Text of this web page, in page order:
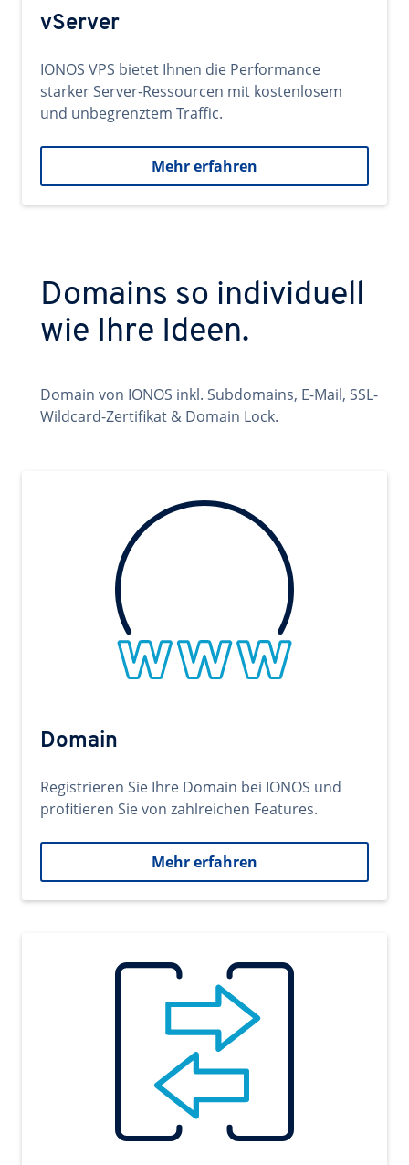
vServer
IONOS VPS bietet Ihnen die Performance
starker Server-Ressourcen mit kostenlosem
und unbegrenztem Traffic.
Mehr erfahren
Domains so individuell
wie Ihre Ideen.
Domain von IONOS inkl. Subdomains, E-Mail, SSL-
Wildcard-Zertifikat & Domain Lock.
Domain
Registrieren Sie Ihre Domain bei IONOS und
profitieren Sie von zahlreichen Features.
Mehr erfahren